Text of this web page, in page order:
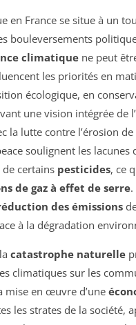
en France se situe à un
bouleversements
climatique ne peut
les priorités en
écologique, en
une vision intégrée de
la lutte contre l’érosion
soulignent les
certains pesticides, ce
de gaz à effet de serre
des émissions
à la dégradation
catastrophe naturelle
climatiques sur les
mise en œuvre d’une
les strates de la